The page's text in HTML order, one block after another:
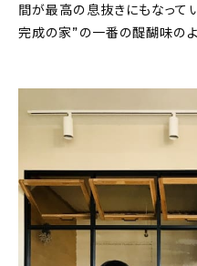
間が最高の息抜きにもなってい
完成の家”の一番の醍醐味のよ